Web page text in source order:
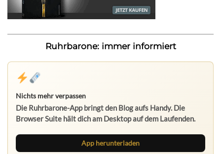
Ruhrbarone: immer informiert
Nichts mehr verpassen
Die Ruhrbarone-App bringt den Blog aufs Handy. Die
Browser Suite hält dich am Desktop auf dem Laufenden.
App herunterladen